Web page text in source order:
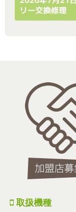
リー交換修理
取扱機種